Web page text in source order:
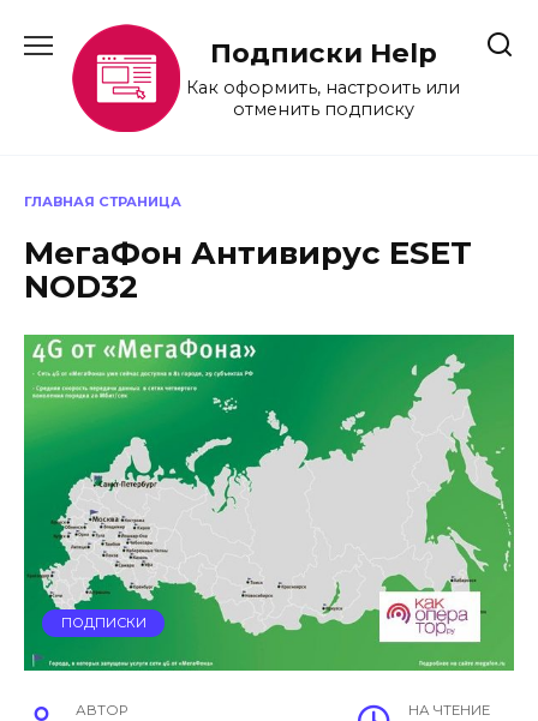
содержанию
Подписки Help
Как оформить, настроить или
отменить подписку
ГЛАВНАЯ СТРАНИЦА
МегаФон Антивирус ESET
NOD32
ПОДПИСКИ
АВТОР НА ЧТЕНИЕ